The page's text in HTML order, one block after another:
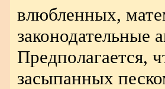
влюбленных,
законодательные
Предполагается,
засыпанных